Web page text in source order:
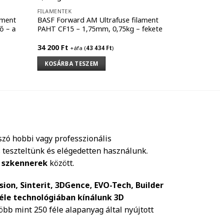
– a
FILAMENTEK
BASF Forward AM Ultrafuse filament
PAHT CF15 – 1,75mm, 0,75kg – fekete
34 200 Ft +áfa (43 434 Ft)
KOSÁRBA TESZEM
hobbi vagy professzionális
és elégedetten használunk.
szkennerek között.
Sinterit, 3DGence, EVO-Tech, Builder
technológiában kínálunk 3D
mint 250 féle alapanyag által nyújtott